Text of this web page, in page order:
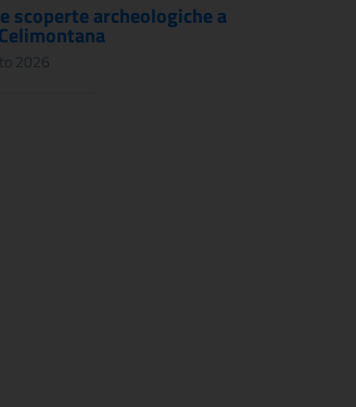
scoperte archeologiche a
2026